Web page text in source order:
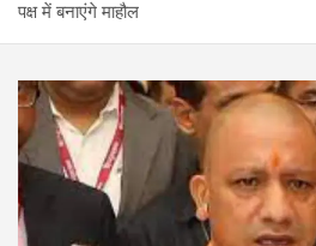
पक्ष में बनाएंगे माहौल